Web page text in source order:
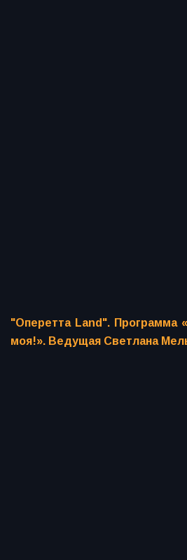
"Оперетта Land". Программа
моя!». Ведущая Светлана